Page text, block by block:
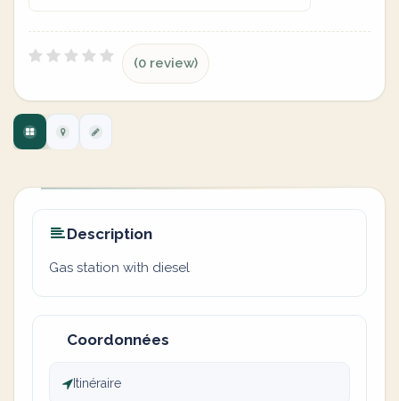
(0 review)
Description
Gas station with diesel
Coordonnées
Itinéraire